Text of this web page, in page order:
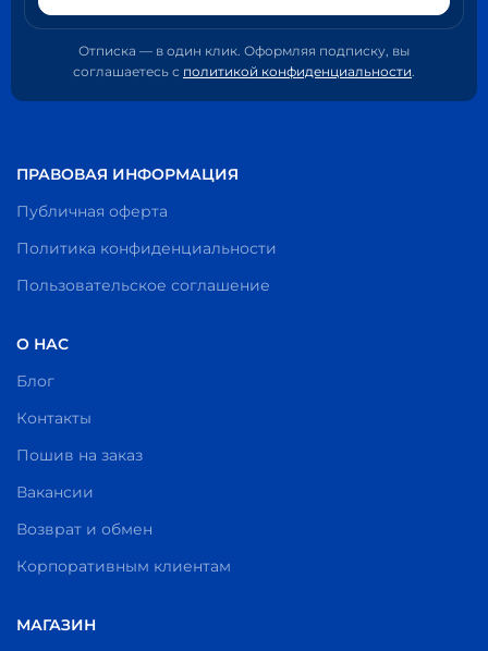
Отписка — в один клик. Оформляя подписку, вы
соглашаетесь с политикой конфиденциальности.
ПРАВОВАЯ ИНФОРМАЦИЯ
Публичная оферта
Политика конфиденциальности
Пользовательское соглашение
О НАС
Блог
Контакты
Пошив на заказ
Вакансии
Возврат и обмен
Корпоративным клиентам
МАГАЗИН